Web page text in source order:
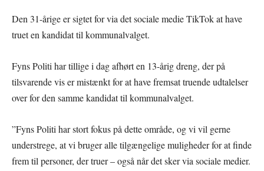
Den 31-årige er sigtet for via det sociale medie TikTok at have
truet en kandidat til kommunalvalget.
Fyns Politi har tillige i dag afhørt en 13-årig dreng, der på
tilsvarende vis er mistænkt for at have fremsat truende udtalelser
over for den samme kandidat til kommunalvalget.
”Fyns Politi har stort fokus på dette område, og vi vil gerne
understrege, at vi bruger alle tilgængelige muligheder for at finde
frem til personer, der truer – også når det sker via sociale medier.